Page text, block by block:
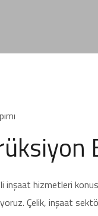
inşaat hizmetleri
Çelik, inşaat